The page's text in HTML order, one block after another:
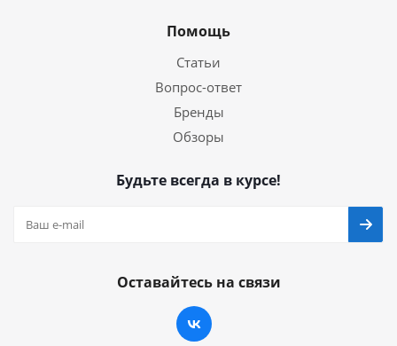
Помощь
Статьи
Вопрос-ответ
Бренды
Обзоры
Будьте всегда в курсе!
Оставайтесь на связи